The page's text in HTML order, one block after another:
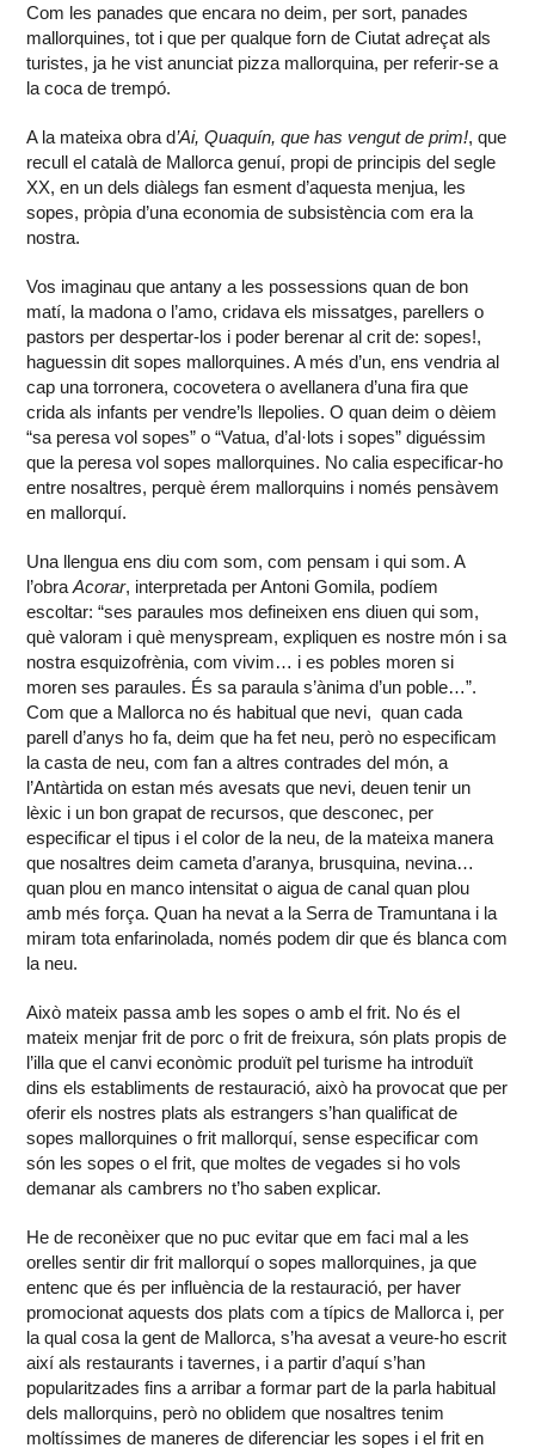
Com les panades que encara no deim, per sort, panades
mallorquines, tot i que per qualque forn de Ciutat adreçat als
turistes, ja he vist anunciat pizza mallorquina, per referir-se a
la coca de trempó.
A la mateixa obra d’Ai, Quaquín, que has vengut de prim!, que
recull el català de Mallorca genuí, propi de principis del segle
XX, en un dels diàlegs fan esment d’aquesta menjua, les
sopes, pròpia d’una economia de subsistència com era la
nostra.
Vos imaginau que antany a les possessions quan de bon
matí, la madona o l’amo, cridava els missatges, parellers o
pastors per despertar-los i poder berenar al crit de: sopes!,
haguessin dit sopes mallorquines. A més d’un, ens vendria al
cap una torronera, cocovetera o avellanera d’una fira que
crida als infants per vendre’ls llepolies. O quan deim o dèiem
“sa peresa vol sopes” o “Vatua, d’al·lots i sopes” diguéssim
que la peresa vol sopes mallorquines. No calia especificar-ho
entre nosaltres, perquè érem mallorquins i només pensàvem
en mallorquí.
Una llengua ens diu com som, com pensam i qui som. A
l’obraAcorar, interpretada per Antoni Gomila, podíem
escoltar: “ses paraules mos defineixen ens diuen qui som,
què valoram i què menyspream, expliquen es nostre món i sa
nostra esquizofrènia, com vivim… i es pobles moren si
moren ses paraules. És sa paraula s’ànima d’un poble…”.
Com que a Mallorca no és habitual que nevi, quan cada
parell d’anys ho fa, deim que ha fet neu, però no especificam
la casta de neu, com fan a altres contrades del món, a
l’Antàrtida on estan més avesats que nevi, deuen tenir un
lèxic i un bon grapat de recursos, que desconec, per
especificar el tipus i el color de la neu, de la mateixa manera
que nosaltres deim cameta d’aranya, brusquina, nevina…
quan plou en manco intensitat o aigua de canal quan plou
amb més força. Quan ha nevat a la Serra de Tramuntana i la
miram tota enfarinolada, només podem dir que és blanca com
la neu.
Això mateix passa amb les sopes o amb el frit. No és el
mateix menjar frit de porc o frit de freixura, són plats propis de
l’illa que el canvi econòmic produït pel turisme ha introduït
dins els establiments de restauració, això ha provocat que per
oferir els nostres plats als estrangers s’han qualificat de
sopes mallorquines o frit mallorquí, sense especificar com
són les sopes o el frit, que moltes de vegades si ho vols
demanar als cambrers no t’ho saben explicar.
He de reconèixer que no puc evitar que em faci mal a les
orelles sentir dir frit mallorquí o sopes mallorquines, ja que
entenc que és per influència de la restauració, per haver
promocionat aquests dos plats com a típics de Mallorca i, per
la qual cosa la gent de Mallorca, s’ha avesat a veure-ho escrit
així als restaurants i tavernes, i a partir d’aquí s’han
popularitzades fins a arribar a formar part de la parla habitual
dels mallorquins, però no oblidem que nosaltres tenim
moltíssimes de maneres de diferenciar les sopes i el frit en